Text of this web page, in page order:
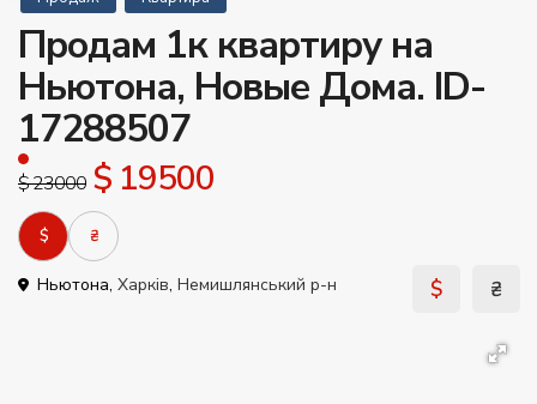
Продам 1к квартиру на
Ньютона, Новые Дома. ID-
17288507
$ 23000 $ 19500
$ ₴
Ньютона, Харків, Немишлянський р-н $ ₴